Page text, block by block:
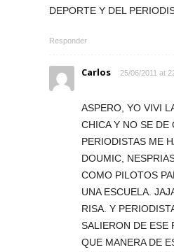
DEPORTE Y DEL
Responder
Carlos 25/06/2011 at
ASPERO, YO VIVI
CHICA Y NO SE DE
PERIODISTAS ME
DOUMIC,
COMO PILOTOS
UNA ESCUELA.
RISA. Y
SALIERON DE ESE
QUE MANERA DE